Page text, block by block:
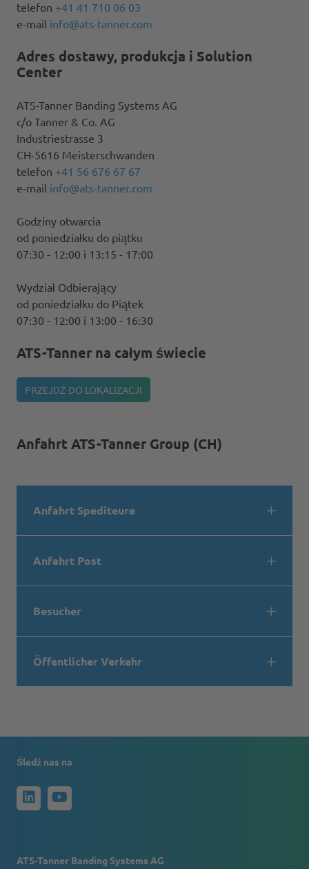
telefon +41 41 710 06 03
e-mail info@ats-tanner.com
Adres dostawy, produkcja i Solution
Center
ATS-Tanner Banding Systems AG
c/o Tanner & Co. AG
Industriestrasse 3
CH-5616 Meisterschwanden
telefon +41 56 676 67 67
e-mail info@ats-tanner.com
Godziny otwarcia
od poniedziałku do piątku
07:30 - 12:00 i 13:15 - 17:00
Wydział Odbierający
od poniedziałku do Piątek
07:30 - 12:00 i 13:00 - 16:30
ATS-Tanner na całym świecie
PRZEJDŹ DO LOKALIZACJI
Anfahrt ATS-Tanner Group (CH)
Anfahrt Spediteure
Anfahrt Post
Besucher
Öffentlicher Verkehr
Śledź nas na
ATS-Tanner Banding Systems AG